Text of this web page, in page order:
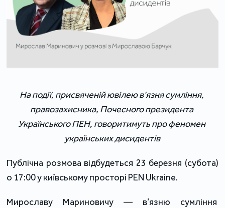
На події, присвяченій ювілею в’язня сумління,
правозахисника, Почесного президента
Українського ПЕН, говоритимуть про феномен
українських дисидентів
Публічна розмова відбудеться 23 березня (субота)
о 17:00 у київському просторі PEN Ukraine.
Мирославу Мариновичу — в’язню сумління